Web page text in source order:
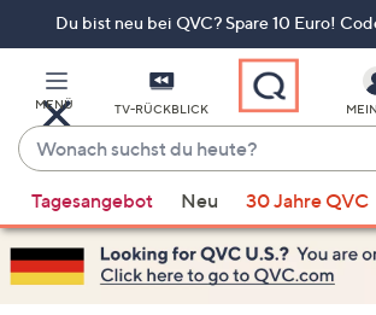
Du bist neu bei QVC? Spare 10 Euro!
MENÜ TV-RÜCKBLICK
Wonach
suchst
du
heute?
Vorschläge
verfügbar
sind,
verwenden
Tagesangebot Neu 30 Jahre QVC